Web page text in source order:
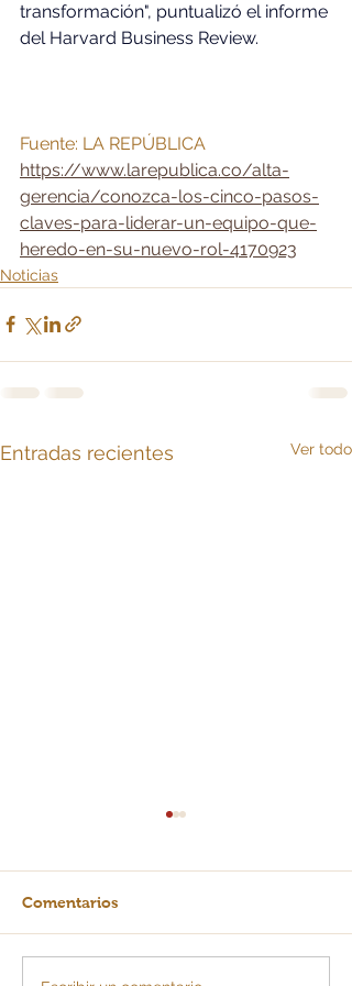
transformación", puntualizó el informe
del Harvard Business Review.
Fuente: LA REPÚBLICA
https://www.larepublica.co/alta-
gerencia/conozca-los-cinco-pasos-
claves-para-liderar-un-equipo-que-
heredo-en-su-nuevo-rol-4170923
Noticias
Entradas recientes Ver todo
Comentarios